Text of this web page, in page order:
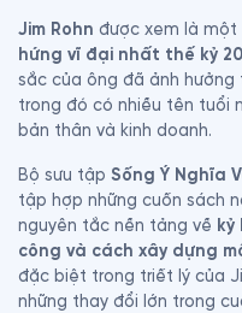
Jim Rohn được xem là một
hứng vĩ đại nhất thế kỷ 20
sắc của ông đã ảnh
trong đó có nhiều tên tuổi
bản thân và kinh doanh.
Bộ sưu tập Sống Ý Nghĩa
tập hợp những cuốn sách
nguyên tắc nền tảng về
công và cách xây dựng
đặc biệt trong triết lý của
những thay đổi lớn trong